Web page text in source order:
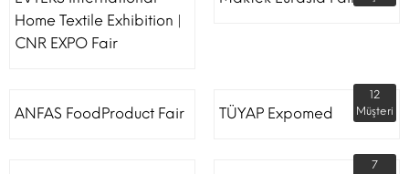
Home Textile Exhibition |
CNR EXPO Fair
ANFAS FoodProduct Fair TÜYAP Expomed
12
Müşteri
7